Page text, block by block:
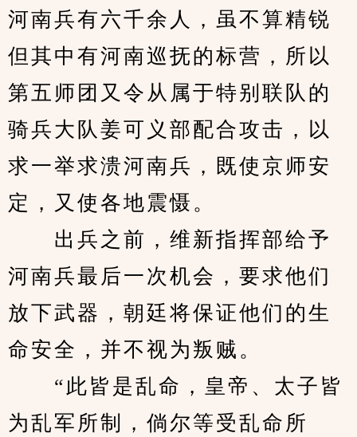
河南兵有六千余人，虽不算精锐
但其中有河南巡抚的标营，所以
第五师团又令从属于特别联队的
骑兵大队姜可义部配合攻击，以
求一举求溃河南兵，既使京师安
定，又使各地震慑。
出兵之前，维新指挥部给予
河南兵最后一次机会，要求他们
放下武器，朝廷将保证他们的生
命安全，并不视为叛贼。
“此皆是乱命，皇帝、太子皆
为乱军所制，倘尔等受乱命所